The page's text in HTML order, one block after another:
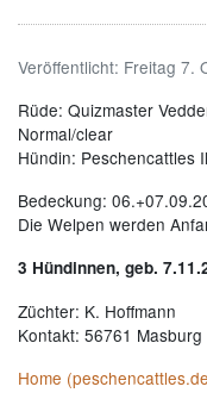
Veröffentlicht: Freitag 7.
Rüde: Quizmaster
Normal/clear
Hündin: Peschencattles
Bedeckung:
Die Welpen werden
3 Hündinnen, geb.
Züchter: K. Hoffmann
Kontakt: 56761 Masburg
Home